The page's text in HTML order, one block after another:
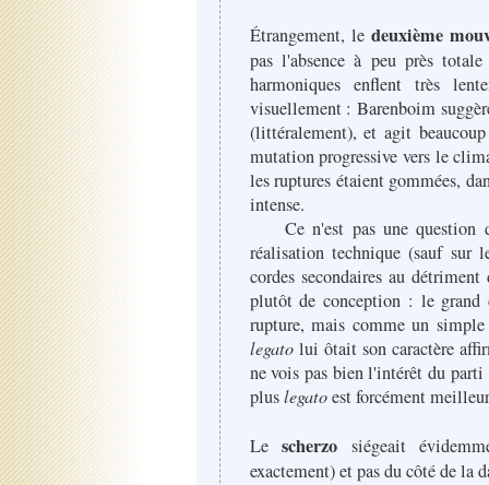
Étrangement, ledeuxième
pas l'absence à peu près
harmoniques enflent très
visuellement : Barenboim
(littéralement), et agit
mutation progressive vers le
les ruptures étaient gommées,
intense.
Ce n'est pas une question
réalisation technique (sauf sur
cordes secondaires au
plutôt de conception : le grand
rupture, mais comme un
legatolui ôtait son caractère
ne vois pas bien l'intérêt du parti
pluslegatoest forcément
Lescherzo siégeait
exactement) et pas du côté de la